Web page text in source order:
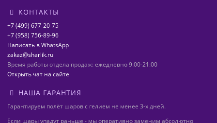
КОНТАКТЫ
+7 (499) 677-20-75
+7 (958) 756-89-96
Написать в WhatsApp
zakaz@sharlik.ru
Время работы отдела продаж: ежедневно 9:00-21:00
Открыть чат на сайте
НАША ГАРАНТИЯ
Гарантируем полёт шаров с гелием не менее 3-х дней.
Если шары упадут раньше - мы оперативно заменим абсолютно